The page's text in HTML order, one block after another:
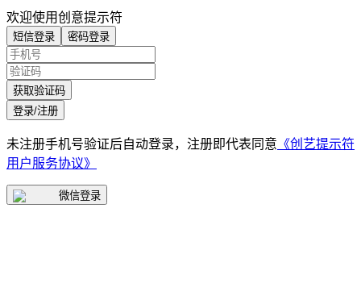
欢迎使用创意提示符
短信登录 密码登录
获取验证码
登录/注册
未注册手机号验证后自动登录，注册即代表同意 《创艺提示符
用户服务协议》
微信登录